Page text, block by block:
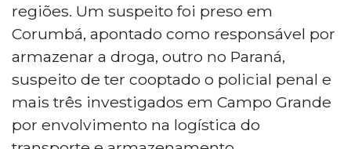
regiões. Um suspeito foi preso em
Corumbá, apontado como responsável por
armazenar a droga, outro no Paraná,
suspeito de ter cooptado o policial penal e
mais três investigados em Campo Grande
por envolvimento na logística do